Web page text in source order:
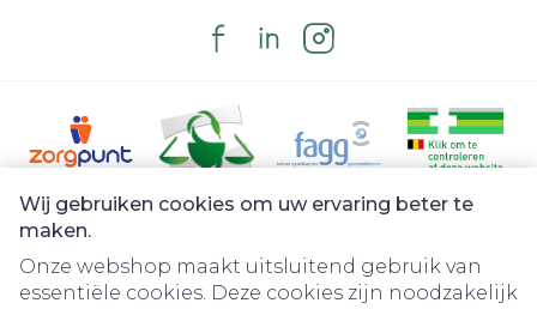
Wij gebruiken cookies om uw ervaring beter te
maken.
Onze webshop maakt uitsluitend gebruik van
essentiële cookies. Deze cookies zijn noodzakelijk
Juridische links